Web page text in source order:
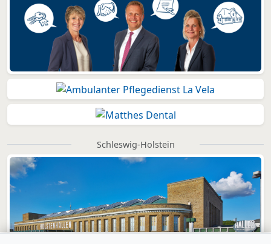
Schleswig-Holstein